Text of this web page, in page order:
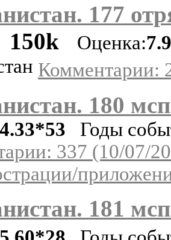
177
150k Оценка:
Комментарии:
180
4.33*53 Годы
337 (10/07/
181